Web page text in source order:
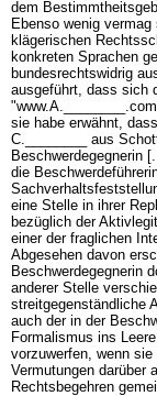
dem
Ebenso wenig
klägerischen
konkreten Sprachen
bundesrechtswidrig
ausgeführt, dass sich
sie habe erwähnt,
C.________ aus
Beschwerdegegnerin
die
eine Stelle in ihrer
bezüglich der
einer der fraglichen
Abgesehen davon
Beschwerdegegnerin
anderer Stelle
streitgegenständliche
auch der in der
Formalismus ins
vorzuwerfen, wenn
Vermutungen darüber
Rechtsbegehren